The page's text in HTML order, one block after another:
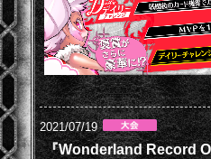
2021/07/19
『Wonderland Record